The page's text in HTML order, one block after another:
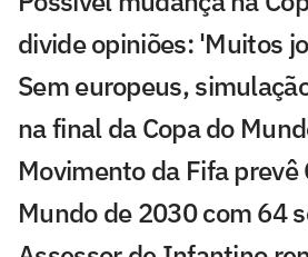
divide opiniões: 'Muitos
Sem europeus,
na final da Copa do
Movimento da Fifa prevê
Mundo de 2030 com 64